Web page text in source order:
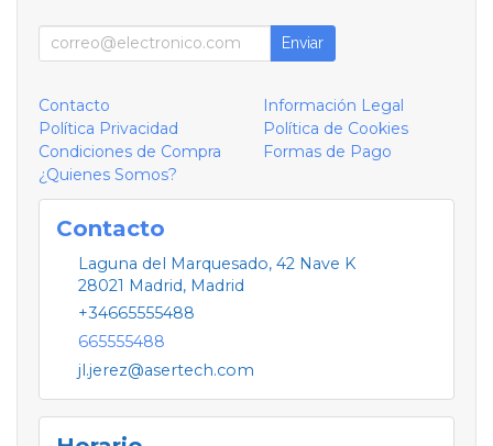
Enviar
Contacto
Información Legal
Política Privacidad
Política de Cookies
Condiciones de Compra
Formas de Pago
¿Quienes Somos?
Contacto
Laguna del Marquesado, 42 Nave K
28021 Madrid, Madrid
+34665555488
665555488
jl.jerez@asertech.com